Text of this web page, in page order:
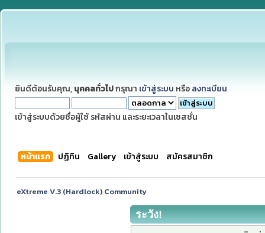
ยินดีต้อนรับคุณ, บุคคลทั่วไปกรุณา เข้าสู่ระบบ หรือ ลงทะเบียน
เข้าสู่ระบบด้วยชื่อผู้ใช้ รหัสผ่าน และระยะเวลาในเซสชั่น
หน้าแรก ปฏิทิน Gallery เข้าสู่ระบบ สมัครสมาชิก
eXtreme V.3 (Hardlock) Community
ระวัง!